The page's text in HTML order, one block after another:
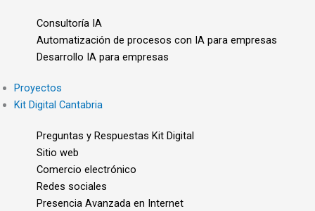
Consultoría IA
Automatización de procesos con IA para empresas
Desarrollo IA para empresas
Proyectos
Kit Digital Cantabria
Preguntas y Respuestas Kit Digital
Sitio web
Comercio electrónico
Redes sociales
Presencia Avanzada en Internet